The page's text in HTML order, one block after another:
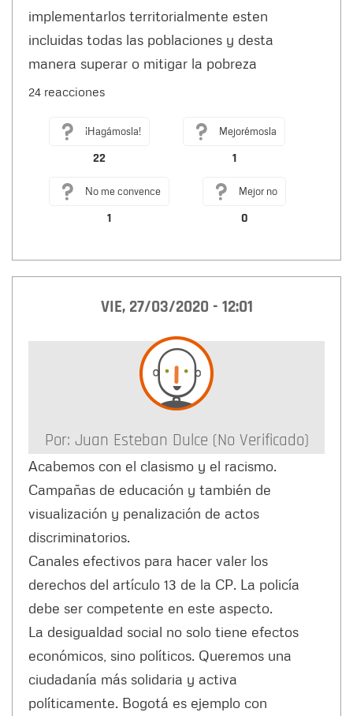
implementarlos territorialmente esten
incluidas todas las poblaciones y desta
manera superar o mitigar la pobreza
24 reacciones
¡Hagámosla!
22
Mejorémosla
1
No me convence
1
Mejor no
0
VIE, 27/03/2020 - 12:01
Por: Juan Esteban Dulce (no Verificado)
Acabemos con el clasismo y el racismo.
Campañas de educación y también de
visualización y penalización de actos
discriminatorios.
Canales efectivos para hacer valer los
derechos del artículo 13 de la CP. La policía
debe ser competente en este aspecto.
La desigualdad social no solo tiene efectos
económicos, sino políticos. Queremos una
ciudadanía más solidaria y activa
políticamente. Bogotá es ejemplo con